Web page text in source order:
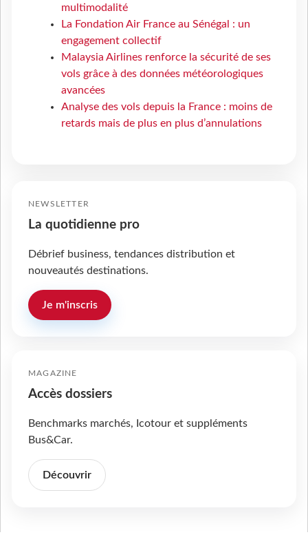
multimodalité
La Fondation Air France au Sénégal : un
engagement collectif
Malaysia Airlines renforce la sécurité de ses
vols grâce à des données météorologiques
avancées
Analyse des vols depuis la France : moins de
retards mais de plus en plus d’annulations
NEWSLETTER
La quotidienne pro
Débrief business, tendances distribution et
nouveautés destinations.
Je m'inscris
MAGAZINE
Accès dossiers
Benchmarks marchés, Icotour et suppléments
Bus&Car.
Découvrir